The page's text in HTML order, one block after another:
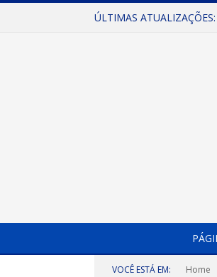
ÚLTIMAS ATUALIZAÇÕES:
VOCÊ ESTÁ EM: Home